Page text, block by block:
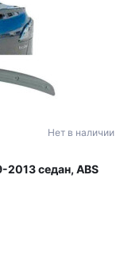
Нет в наличии
2013 седан, ABS